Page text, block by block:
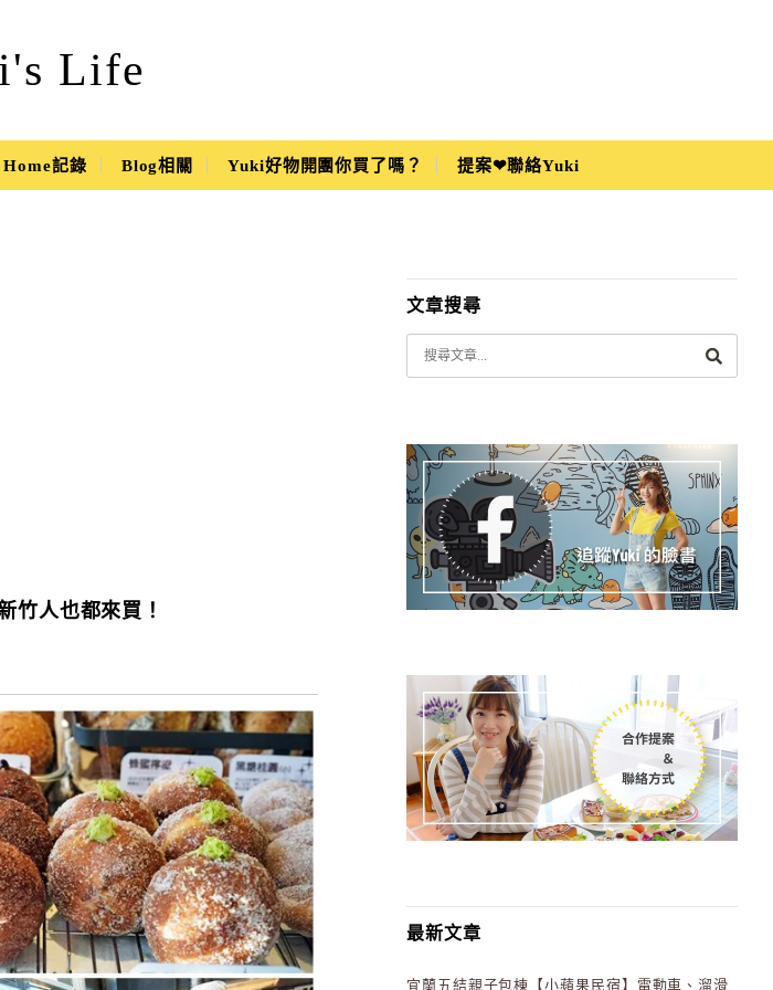
Life
Home記錄 Blog相關 Yuki好物開團你買了嗎？ 提案❤聯絡Yuki
竹人也都來買！
文章搜尋
最新文章
宜蘭五結親子包棟【小蘋果民宿】電動車、溜滑